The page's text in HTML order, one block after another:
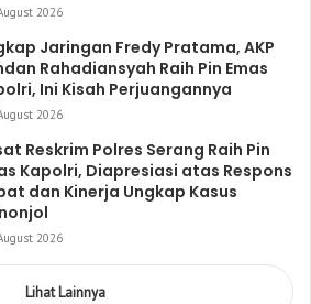
2026
Jaringan Fredy Pratama, AKP
Rahadiansyah Raih Pin Emas
Ini Kisah Perjuangannya
2026
Reskrim Polres Serang Raih Pin
Kapolri, Diapresiasi atas Respons
dan Kinerja Ungkap Kasus
2026
Lihat Lainnya